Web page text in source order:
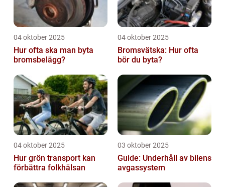
04 oktober 2025
Hur ofta ska man byta
bromsbelägg?
04 oktober 2025
Bromsvätska: Hur ofta
bör du byta?
04 oktober 2025
Hur grön transport kan
förbättra folkhälsan
03 oktober 2025
Guide: Underhåll av bilens
avgassystem